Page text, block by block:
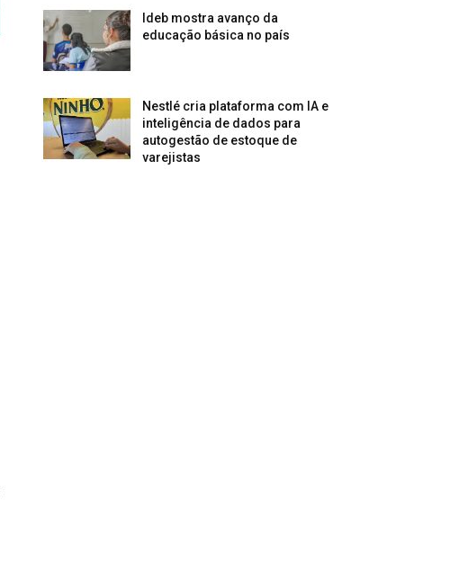
Ideb mostra avanço da
educação básica no país
Nestlé cria plataforma com IA e
inteligência de dados para
autogestão de estoque de
varejistas